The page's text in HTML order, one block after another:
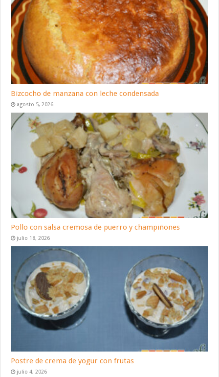
Bizcocho de manzana con leche condensada
agosto 5, 2026
Pollo con salsa cremosa de puerro y champiñones
julio 18, 2026
Postre de crema de yogur con frutas
julio 4, 2026